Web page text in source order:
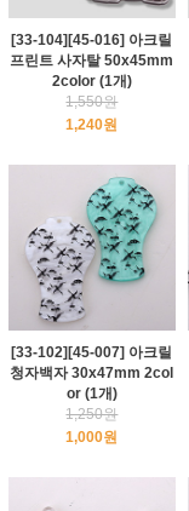
[33-104][45-016] 아크릴
프린트 사자탈 50x45mm
2color (1개)
1,550원
1,240원
[33-102][45-007] 아크릴
청자백자 30x47mm 2col
or (1개)
1,250원
1,000원